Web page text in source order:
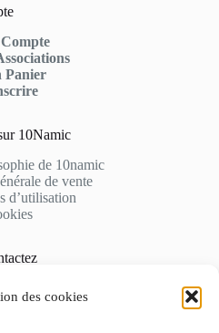
des cookies
Panier
10Namic
de 10namic
de vente
d’utilisation
PUBLIER
01 62 51 02